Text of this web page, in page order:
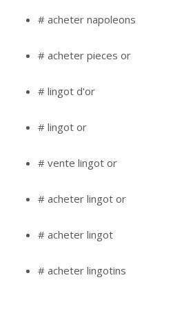
# acheter napoleons
# acheter pieces or
# lingot d'or
# lingot or
# vente lingot or
# acheter lingot or
# acheter lingot
# acheter lingotins